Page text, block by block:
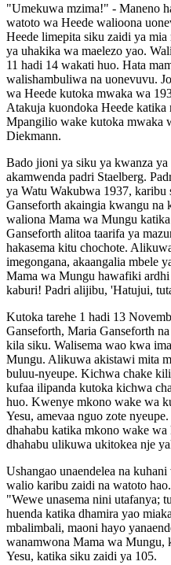
"Umekuwa mzima!" - Maneno
watoto wa Heede walioona
Heede limepita siku zaidi ya
ya uhakika wa maelezo yao.
11 hadi 14 wakati huo. Hata
walishambuliwa na uonevuvu.
wa Heede kutoka mwaka wa
Atakuja kuondoka Heede
Mpangilio wake kutoka mwaka
Diekmann.
Bado jioni ya siku ya kwanza
akamwenda padri Staelberg.
ya Watu Wakubwa 1937, karibu
Ganseforth akaingia kwangu
waliona Mama wa Mungu
Ganseforth alitoa taarifa ya
hakasema kitu chochote.
imegongana, akaangalia mbele
Mama wa Mungu hawafiki
kaburi! Padri alijibu, 'Hatujui,
Kutoka tarehe 1 hadi 13
Ganseforth, Maria Ganseforth
kila siku. Walisema wao kwa
Mungu. Alikuwa akistawi mita
buluu-nyeupe. Kichwa chake
kufaa ilipanda kutoka kichwa
huo. Kwenye mkono wake wa
Yesu, amevaa nguo zote
dhahabu katika mkono wake wa
dhahabu ulikuwa ukitokea nje
Ushangao unaendelea na
walio karibu zaidi na watoto
"Wewe unasema nini utafanya;
huenda katika dhamira yao
mbalimbali, maoni hayo
wanamwona Mama wa Mungu,
Yesu, katika siku zaidi ya 105.